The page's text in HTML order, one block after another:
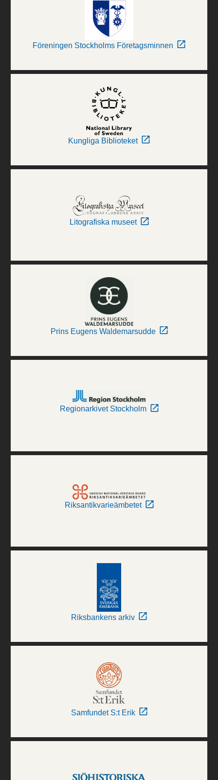
Föreningen Stockholms Företagsminnen
Kungliga Biblioteket
Litografiska museet
Prins Eugens Waldemarsudde
Regionarkivet Stockholm
Riksantikvarieämbetet
Riksbankens arkiv
Samfundet S:t Erik